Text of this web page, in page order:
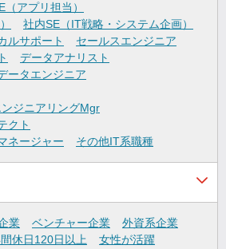
（アプリ担当）
社内SE（IT戦略・システム企画）
ルサポート
セールスエンジニア
データアナリスト
ータエンジニア
ジニアリングMgr
クト
ネージャー
その他IT系職種
業 ベンチャー企業
外資系企業
休日120日以上
女性が活躍